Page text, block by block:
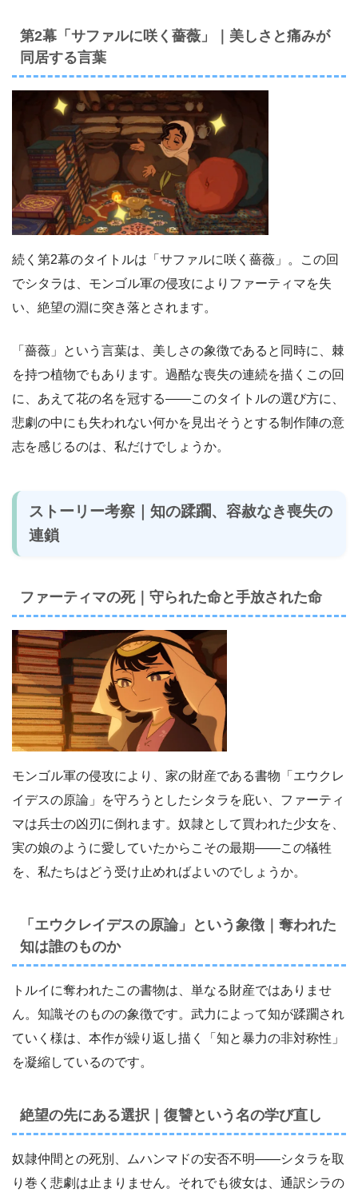
第2幕「サファルに咲く薔薇」｜美しさと痛みが
同居する言葉
続く第2幕のタイトルは「サファルに咲く薔薇」。この回
でシタラは、モンゴル軍の侵攻によりファーティマを失
い、絶望の淵に突き落とされます。
「薔薇」という言葉は、美しさの象徴であると同時に、棘
を持つ植物でもあります。過酷な喪失の連続を描くこの回
に、あえて花の名を冠する――このタイトルの選び方に、
悲劇の中にも失われない何かを見出そうとする制作陣の意
志を感じるのは、私だけでしょうか。
ストーリー考察｜知の蹂躙、容赦なき喪失の
連鎖
ファーティマの死｜守られた命と手放された命
モンゴル軍の侵攻により、家の財産である書物「エウクレ
イデスの原論」を守ろうとしたシタラを庇い、ファーティ
マは兵士の凶刃に倒れます。奴隷として買われた少女を、
実の娘のように愛していたからこその最期――この犠牲
を、私たちはどう受け止めればよいのでしょうか。
「エウクレイデスの原論」という象徴｜奪われた
知は誰のものか
トルイに奪われたこの書物は、単なる財産ではありませ
ん。知識そのものの象徴です。武力によって知が蹂躙され
ていく様は、本作が繰り返し描く「知と暴力の非対称性」
を凝縮しているのです。
絶望の先にある選択｜復讐という名の学び直し
奴隷仲間との死別、ムハンマドの安否不明――シタラを取
り巻く悲劇は止まりません。それでも彼女は、通訳シラの